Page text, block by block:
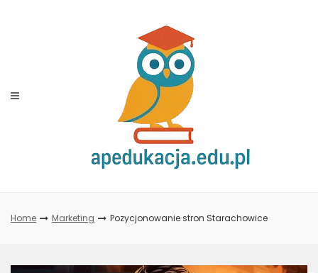
Home Marketing Pozycjonowanie stron Starachowice